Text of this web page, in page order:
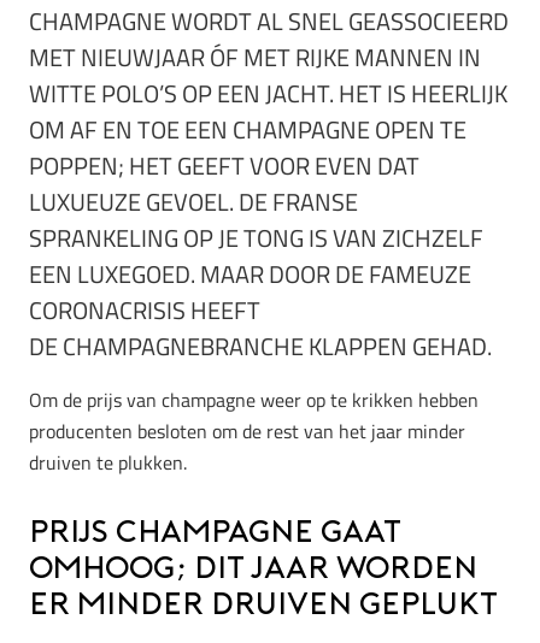
CHAMPAGNE WORDT AL SNEL GEASSOCIEERD
MET NIEUWJAAR ÓF MET RIJKE MANNEN IN
WITTE POLO’S OP EEN JACHT. HET IS HEERLIJK
OM AF EN TOE EEN CHAMPAGNE OPEN TE
POPPEN; HET GEEFT VOOR EVEN DAT
LUXUEUZE GEVOEL. DE FRANSE
SPRANKELING OP JE TONG IS VAN ZICHZELF
EEN LUXEGOED. MAAR DOOR DE FAMEUZE
CORONACRISIS HEEFT
DE CHAMPAGNEBRANCHE KLAPPEN GEHAD.
Om de prijs van champagne weer op te krikken hebben
producenten besloten om de rest van het jaar minder
druiven te plukken.
Prijs champagne gaat
omhoog; dit jaar worden
er minder druiven geplukt